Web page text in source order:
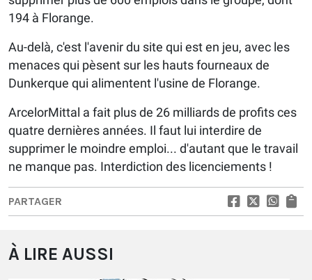
194 à Florange.
Au-delà, c'est l'avenir du site qui est en jeu, avec les
menaces qui pèsent sur les hauts fourneaux de
Dunkerque qui alimentent l'usine de Florange.
ArcelorMittal a fait plus de 26 milliards de profits ces
quatre dernières années. Il faut lui interdire de
supprimer le moindre emploi... d'autant que le travail
ne manque pas. Interdiction des licenciements !
PARTAGER
À LIRE AUSSI